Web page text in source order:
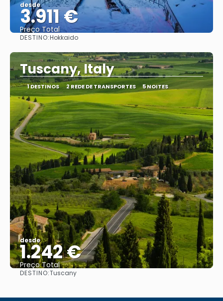
desde
3.911 €
Preço Total
DESTINO:Hokkaido
Tuscany, Italy
1 DESTINOS 2 REDE DE TRANSPORTES 5 NOITES
desde
1.242 €
Preço Total
DESTINO:Tuscany